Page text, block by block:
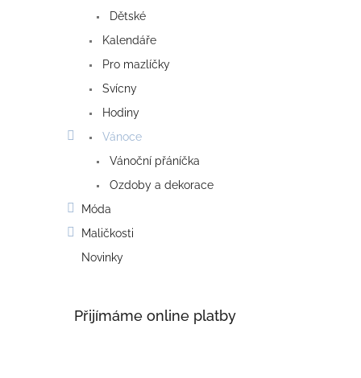
Dětské
Kalendáře
Pro mazlíčky
Svícny
Hodiny
Vánoce
Vánoční přáníčka
Ozdoby a dekorace
Móda
Maličkosti
Novinky
Přijímáme online platby